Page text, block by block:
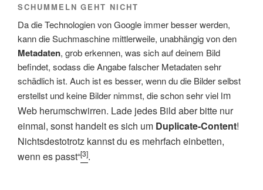
SCHUMMELN GEHT NICHT
Da die Technologien von Google immer besser werden,
kann die Suchmaschine mittlerweile, unabhängig von den
Metadaten, grob erkennen, was sich auf deinem Bild
befindet, sodass die Angabe falscher Metadaten sehr
schädlich ist. Auch ist es besser, wenn du die Bilder selbst
erstellst und keine Bilder nimmst, die schon sehr viel im
Web herumschwirren. Lade jedes Bild aber bitte nur
einmal, sonst handelt es sich um Duplicate-Content!
Nichtsdestotrotz kannst du es mehrfach einbetten,
wenn es passt“[3].